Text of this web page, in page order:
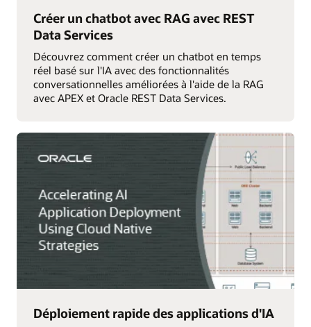
Créer un chatbot avec RAG avec REST
Data Services
Découvrez comment créer un chatbot en temps
réel basé sur l'IA avec des fonctionnalités
conversationnelles améliorées à l'aide de la RAG
avec APEX et Oracle REST Data Services.
Déploiement rapide des applications d'IA